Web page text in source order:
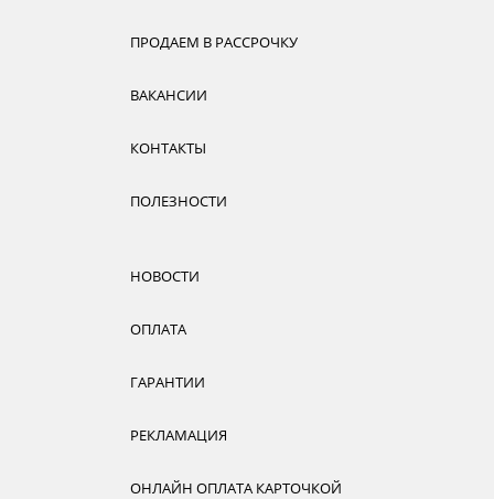
ПРОДАЕМ В РАССРОЧКУ
ВАКАНСИИ
КОНТАКТЫ
ПОЛЕЗНОСТИ
НОВОСТИ
ОПЛАТА
ГАРАНТИИ
РЕКЛАМАЦИЯ
ОНЛАЙН ОПЛАТА КАРТОЧКОЙ